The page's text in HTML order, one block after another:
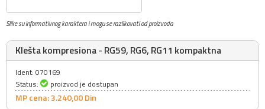
Slike su informativnog karaktera i mogu se razlikovati od proizvoda
Klešta kompresiona - RG59, RG6, RG11 kompaktna
Ident: 070169
Status:
proizvod je dostupan
MP cena: 3.240,00Din